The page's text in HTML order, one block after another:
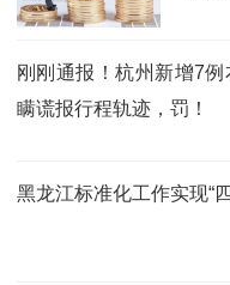
刚刚通报！杭州新增7
瞒谎报行程轨迹，罚！
黑龙江标准化工作实现“